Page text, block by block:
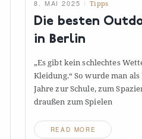
8. MAI 2025 Tipps
Die besten
in Berlin
„Es gibt kein schlechtes
Kleidung.“ So wurde man
Jahre zur Schule, zum
draußen zumSpielen
READ MORE